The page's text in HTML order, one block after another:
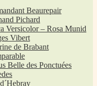
Beaurepair
Pichard
Versicolor – Rosa Munid
Vibert
de Brabant
Belle des Ponctuées